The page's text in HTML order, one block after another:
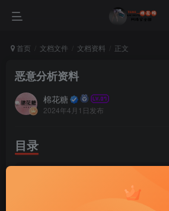
首页 文档文件 文档资料 正文
恶意分析资料
棉花糖
2024年4月1日发布
目录
|-- Rootkits and Bootkits
|-- The Antivirus